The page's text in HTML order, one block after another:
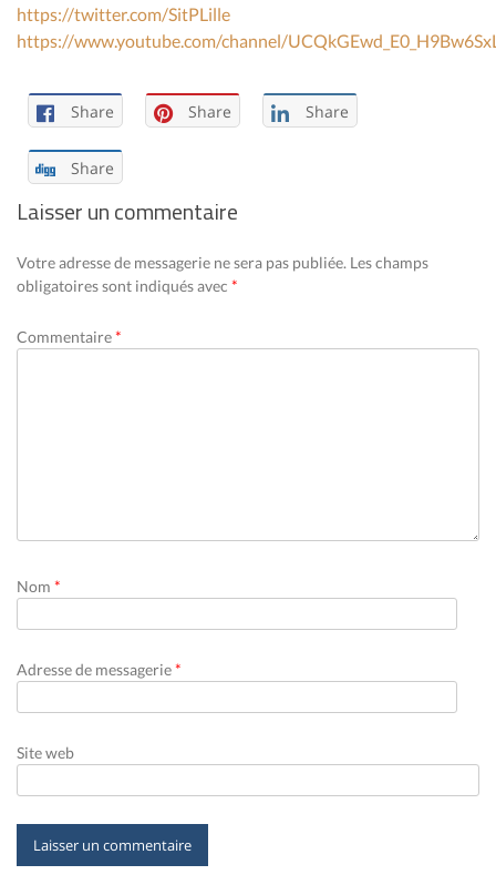
https://twitter.com/SitPLille
https://www.youtube.com/channel/
Share Share Share
Share
Laisser un commentaire
Votre adresse de messagerie ne sera pas publiée. Les champs
obligatoires sont indiqués avec *
Commentaire*
Nom *
Adresse de messagerie*
Site web